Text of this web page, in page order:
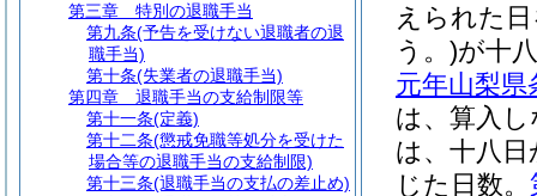
えられた
う。)が十
元年山梨県
は、算入
は、十八
じた日数。
第三章
特別の退職手当
第九条(予告を受けない退職者の退
職手当)
第十条(失業者の退職手当)
第四章
退職手当の支給制限等
第十一条(定義)
第十二条(懲戒免職等処分を受けた
場合等の退職手当の支給制限)
第十三条(退職手当の支払の差止め)